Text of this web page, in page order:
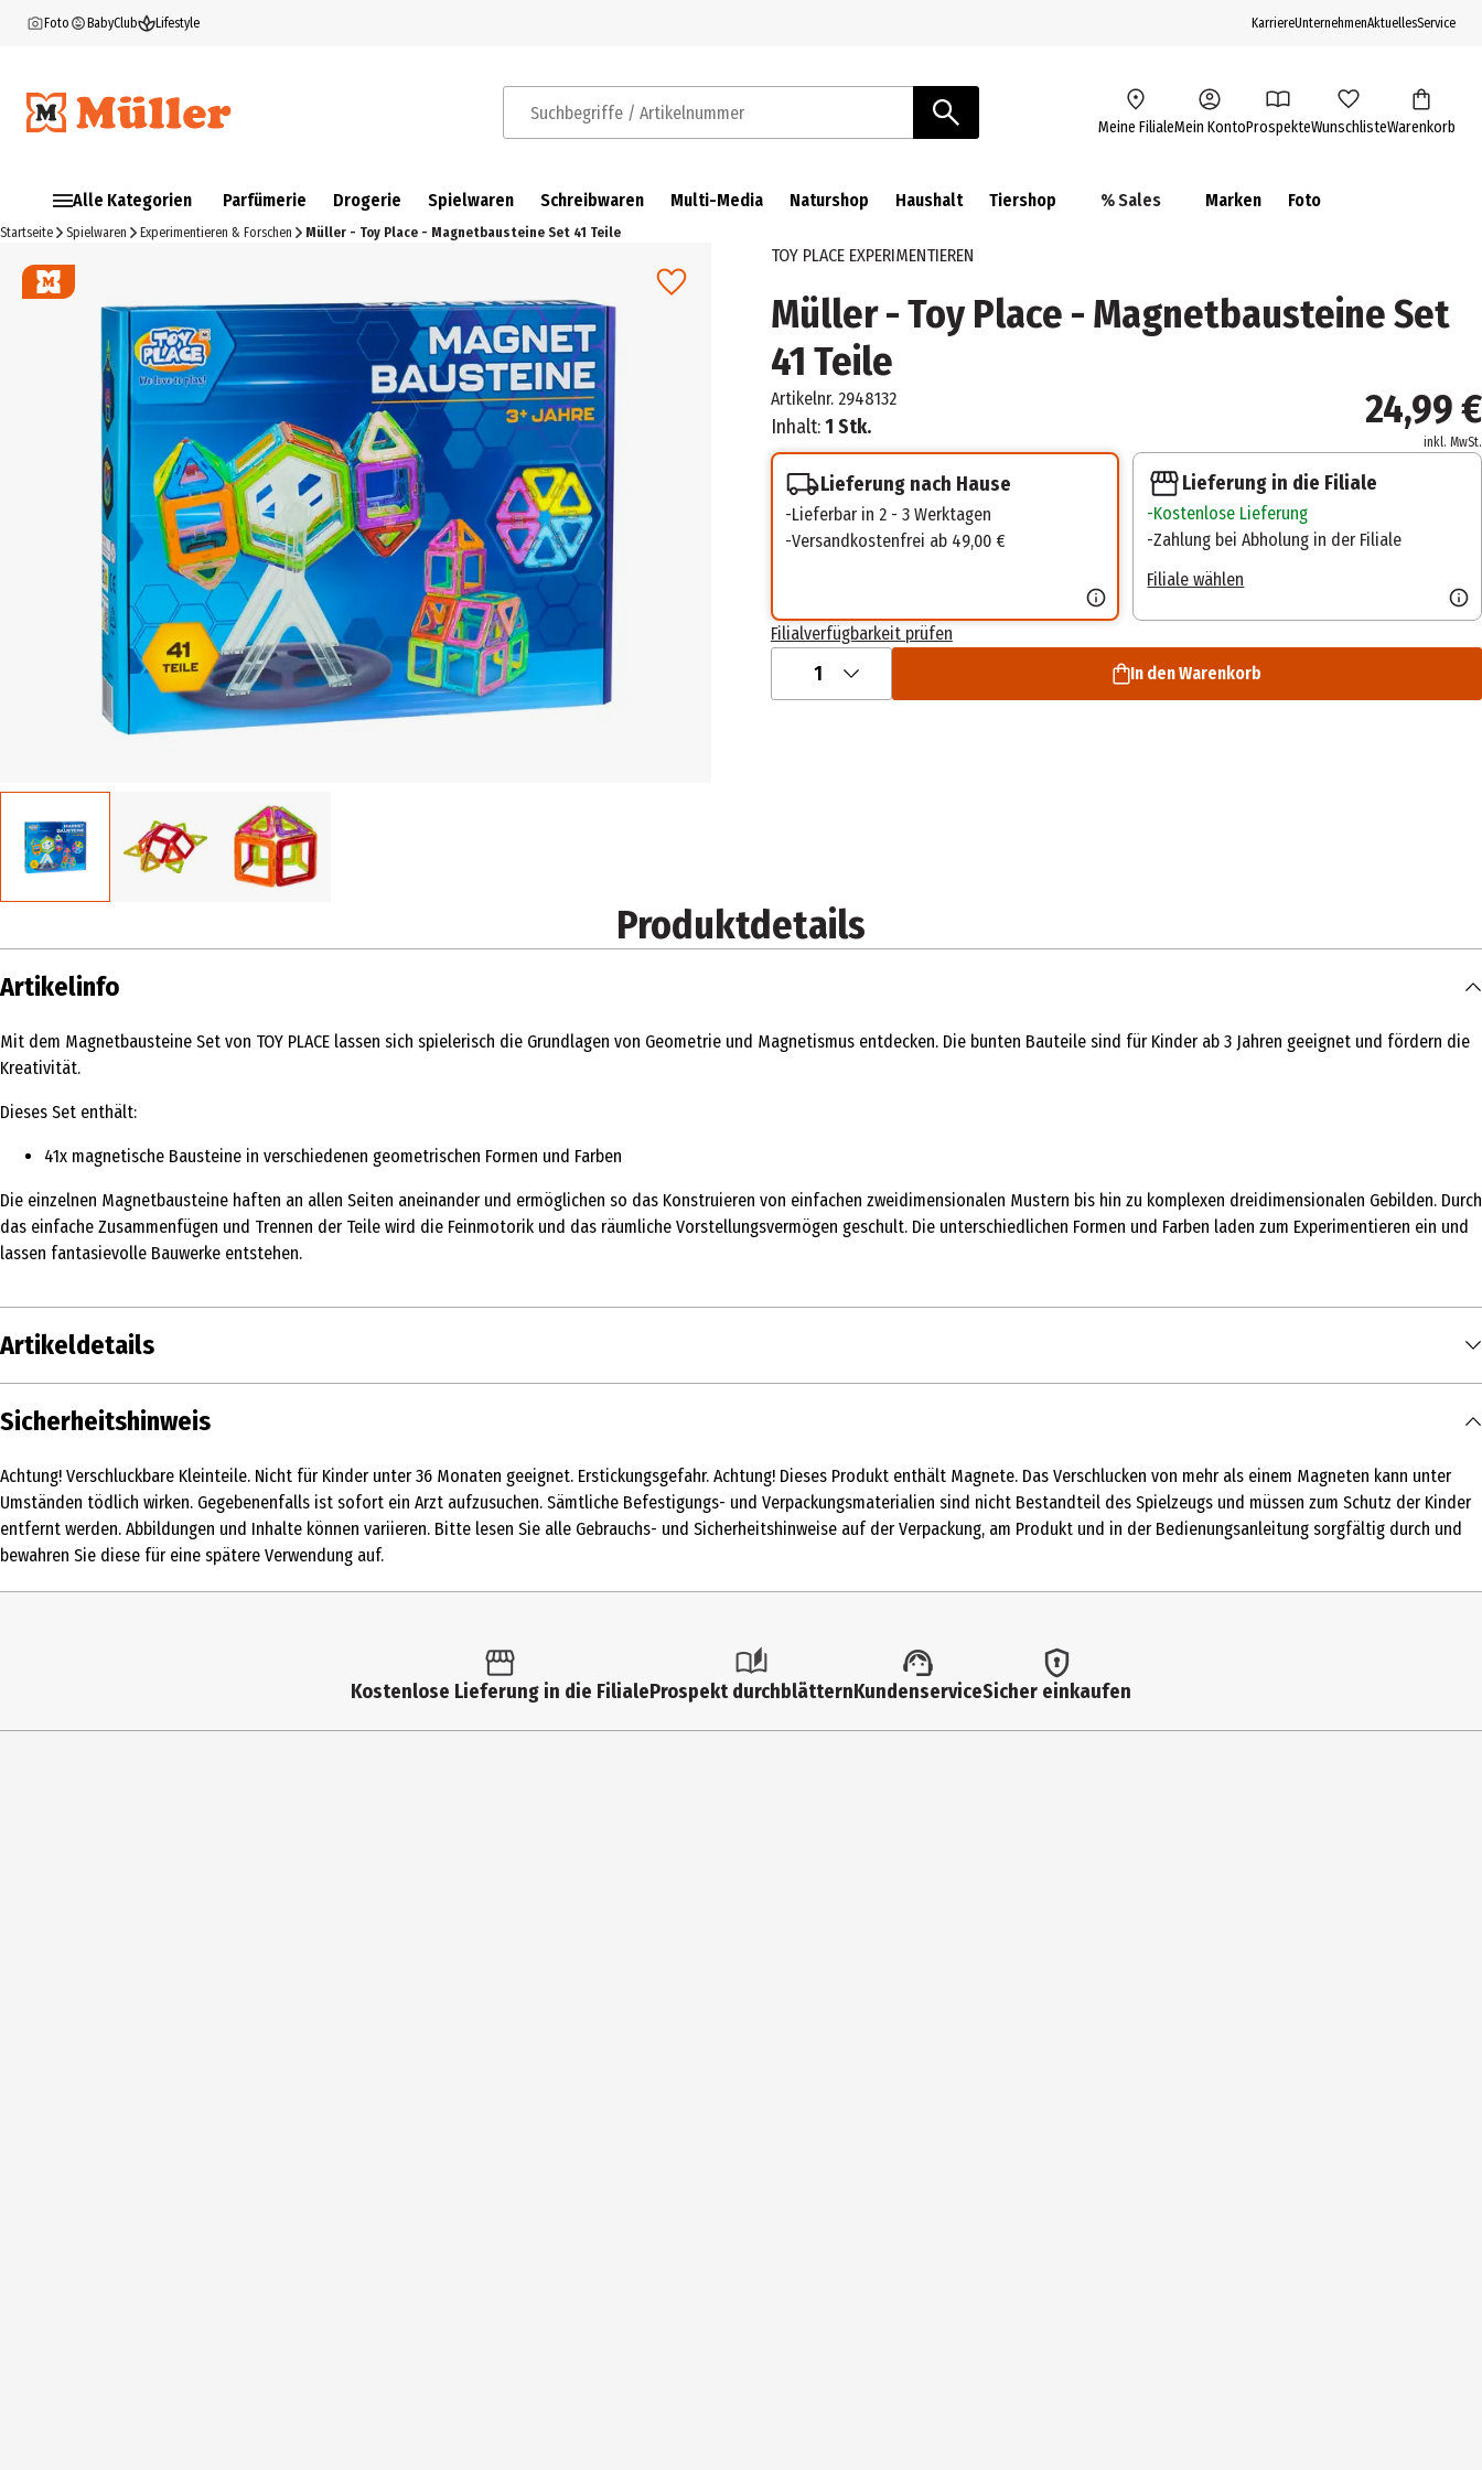
Foto BabyClub Lifestyle KarriereUnternehmenAktuellesService
Suchbegriffe / Artikelnummer Meine FilialeMein KontoProspekteWunschlisteWarenkorb
Alle Kategorien Parfümerie Drogerie Spielwaren Schreibwaren Multi-Media Naturshop Haushalt Tiershop % Sales Marken Foto
Startseite Spielwaren Experimentieren & Forschen Müller - Toy Place - Magnetbausteine Set 41 Teile
TOY PLACE EXPERIMENTIEREN
Müller - Toy Place - Magnetbausteine Set
41 Teile
Artikelnr. 2948132
Inhalt:1 Stk. 24,99 €
inkl. MwSt.
Lieferung nach Hause
Lieferbar in 2 - 3 Werktagen
Versandkostenfrei ab 49,00 €
Lieferung in die Filiale
Kostenlose Lieferung
Zahlung bei Abholung in der Filiale
Filiale wählen
Filialverfügbarkeit prüfen
1 In den Warenkorb
Produktdetails
Artikelinfo
Mit dem Magnetbausteine Set von TOY PLACE lassen sich spielerisch die Grundlagen von Geometrie und Magnetismus entdecken. Die bunten Bauteile sind für Kinder ab 3 Jahren geeignet und fördern die
Kreativität.
Dieses Set enthält:
41x magnetische Bausteine in verschiedenen geometrischen Formen und Farben
Die einzelnen Magnetbausteine haften an allen Seiten aneinander und ermöglichen so das Konstruieren von einfachen zweidimensionalen Mustern bis hin zu komplexen dreidimensionalen Gebilden. Durch
das einfache Zusammenfügen und Trennen der Teile wird die Feinmotorik und das räumliche Vorstellungsvermögen geschult. Die unterschiedlichen Formen und Farben laden zum Experimentieren ein und
lassen fantasievolle Bauwerke entstehen.
Artikeldetails
Inhalt
experimentAreaResearchKits Physik
Altersempfehlung ab
Artikelnummer des Herstellers 2948132
Müller Handels GmbH & Co. KG, Albstr. 92, 89081 Ulm
Kontaktmöglichkeit www.mueller.de
Sicherheitshinweis
Achtung! Verschluckbare Kleinteile. Nicht für Kinder unter 36 Monaten geeignet. Erstickungsgefahr. Achtung! Dieses Produkt enthält Magnete. Das Verschlucken von mehr als einem Magneten kann unter
Umständen tödlich wirken. Gegebenenfalls ist sofort ein Arzt aufzusuchen. Sämtliche Befestigungs- und Verpackungsmaterialien sind nicht Bestandteil des Spielzeugs und müssen zum Schutz der Kinder
entfernt werden. Abbildungen und Inhalte können variieren. Bitte lesen Sie alle Gebrauchs- und Sicherheitshinweise auf der Verpackung, am Produkt und in der Bedienungsanleitung sorgfältig durch und
bewahren Sie diese für eine spätere Verwendung auf.
Kostenlose Lieferung in die FilialeProspekt durchblätternKundenserviceSicher einkaufen